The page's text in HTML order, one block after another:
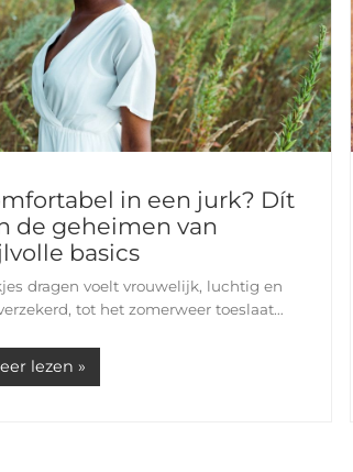
in een jurk? Dít
de geheimen van
basics
dragen voelt vrouwelijk, luchtig en
tot het zomerweer toeslaat
lezen »